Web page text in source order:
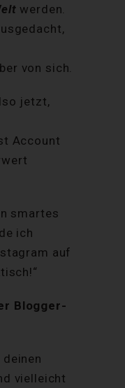
werden.
von sich.
jetzt,
Account
smartes
ich
auf
Blogger-
deinen
vielleicht